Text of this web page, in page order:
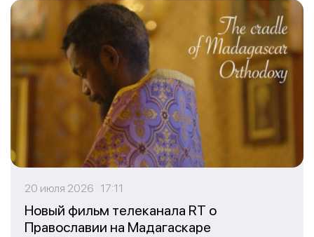
20 июля 2026 17:11
Новый фильм телеканала RT о
Православии на Мадагаскаре